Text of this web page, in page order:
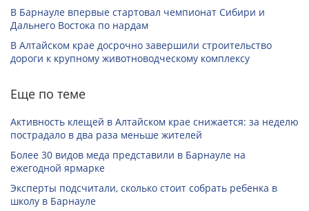
В Барнауле впервые стартовал чемпионат Сибири и
Дальнего Востока по нардам
В Алтайском крае досрочно завершили строительство
дороги к крупному животноводческому комплексу
Еще по теме
Активность клещей в Алтайском крае снижается: за неделю
пострадало в два раза меньше жителей
Более 30 видов меда представили в Барнауле на
ежегодной ярмарке
Эксперты подсчитали, сколько стоит собрать ребенка в
школу в Барнауле